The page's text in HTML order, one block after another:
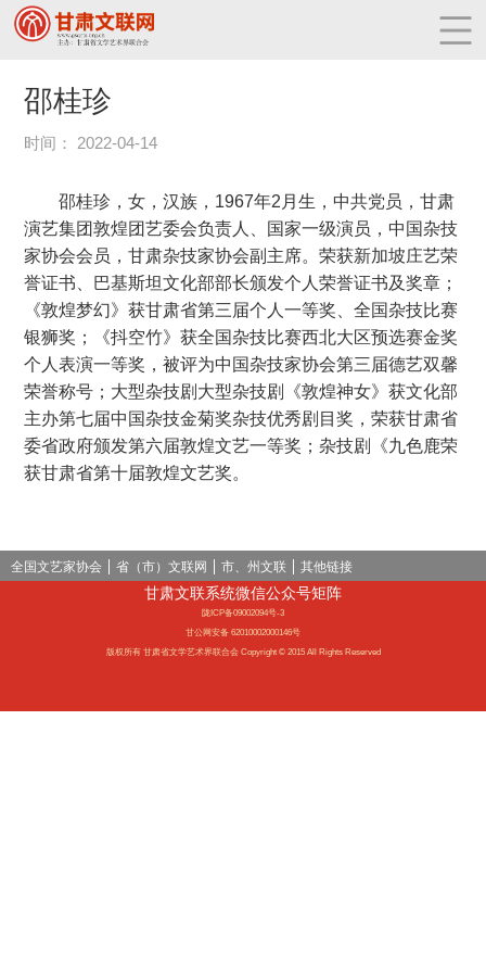
邵桂珍
时间： 2022-04-14
邵桂珍 ，女，汉族， 1967年2 月生，中共党员，甘肃
演艺集团敦煌团艺委会负责人、国家一级演员，中国杂技
家协会会员，甘肃杂技家协会副主席。荣获新加坡庄艺荣
誉证书、巴基斯坦文化部部长颁发个人荣誉证书及奖章；
《敦煌梦幻》获甘肃省第三届个人一等奖、全国杂技比赛
银狮奖；《抖空竹》获全国杂技比赛西北大区预选赛金奖
个人表演一等奖，被评为中国杂技家协会第三届德艺双馨
荣誉称号；大型杂技剧大型杂技剧《敦煌神女》获文化部
主办第七届中国杂技金菊奖杂技优秀剧目奖，荣获甘肃省
委省政府颁发第六届敦煌文艺一等奖；杂技剧《九色鹿荣
获甘肃省第十届敦煌文艺奖。
全国文艺家协会 省（市）文联网 市、州文联 其他链接
甘肃文联系统微信公众号矩阵
陇ICP备09002094号-3
甘公网安备 62010002000146号
版权所有 甘肃省文学艺术界联合会 Copyright © 2015 All Rights Reserved